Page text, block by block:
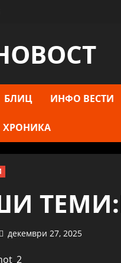
БЛИЦ ИНФО ВЕСТИ
ХРОНИКА
декември 27, 2025